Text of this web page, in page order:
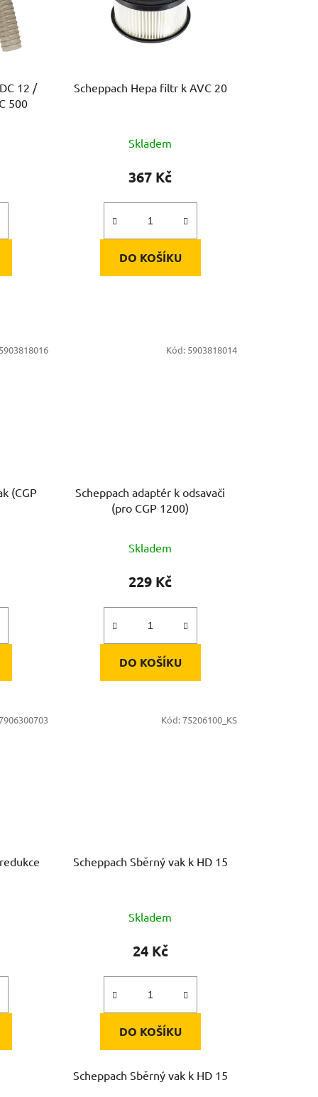
12 /
500
Scheppach Hepa filtr k AVC 20
Skladem
367 Kč
DO KOŠÍKU
(CGP
5903818016
Scheppach adaptér k odsavači
(pro CGP 1200)
Skladem
229 Kč
DO KOŠÍKU
Kód: 5903818014
Scheppach Sběrný vak k HD 15
Skladem
24 Kč
DO KOŠÍKU
Scheppach Sběrný vak k HD 15
Kód:75206100_KS